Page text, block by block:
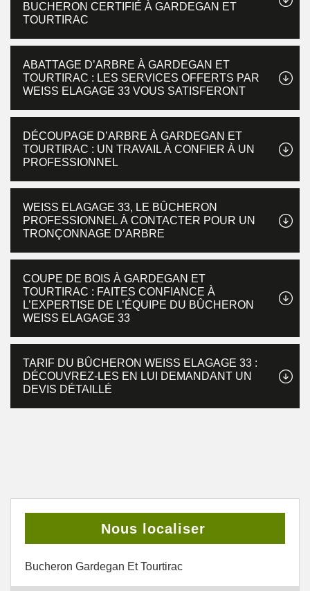
BUCHERON CERTIFIÉ À GARDEGAN ET
TOURTIRAC
ABATTAGE D’ARBRE À GARDEGAN ET
TOURTIRAC : LES SERVICES OFFERTS PAR
WEISS ELAGAGE 33 VOUS SATISFERONT
DÉCOUPAGE D’ARBRE À GARDEGAN ET
TOURTIRAC : UN TRAVAIL À CONFIER À UN
PROFESSIONNEL
WEISS ELAGAGE 33, LE BÛCHERON
PROFESSIONNEL À CONTACTER POUR UN
TRONÇONNAGE D’ARBRE
COUPE DE BOIS À GARDEGAN ET
TOURTIRAC : FAITES CONFIANCE À
L’EXPERTISE DE L’ÉQUIPE DU BÛCHERON
WEISS ELAGAGE 33
TARIF DU BÛCHERON WEISS ELAGAGE 33 :
DÉCOUVREZ-LES EN LUI DEMANDANT UN
DEVIS DÉTAILLÉ
Nous localiser
Bucheron Gardegan Et Tourtirac